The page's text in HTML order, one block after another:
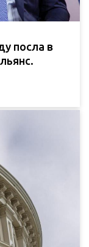
посла в